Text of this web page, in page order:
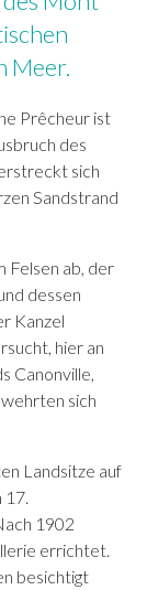
DENIS
Meer.
Prêcheur ist
des
sich
Sandstrand
Felsen ab, der
dessen
Kanzel
hier an
Canonville,
sich
Landsitze auf
1902
errichtet.
besichtigt